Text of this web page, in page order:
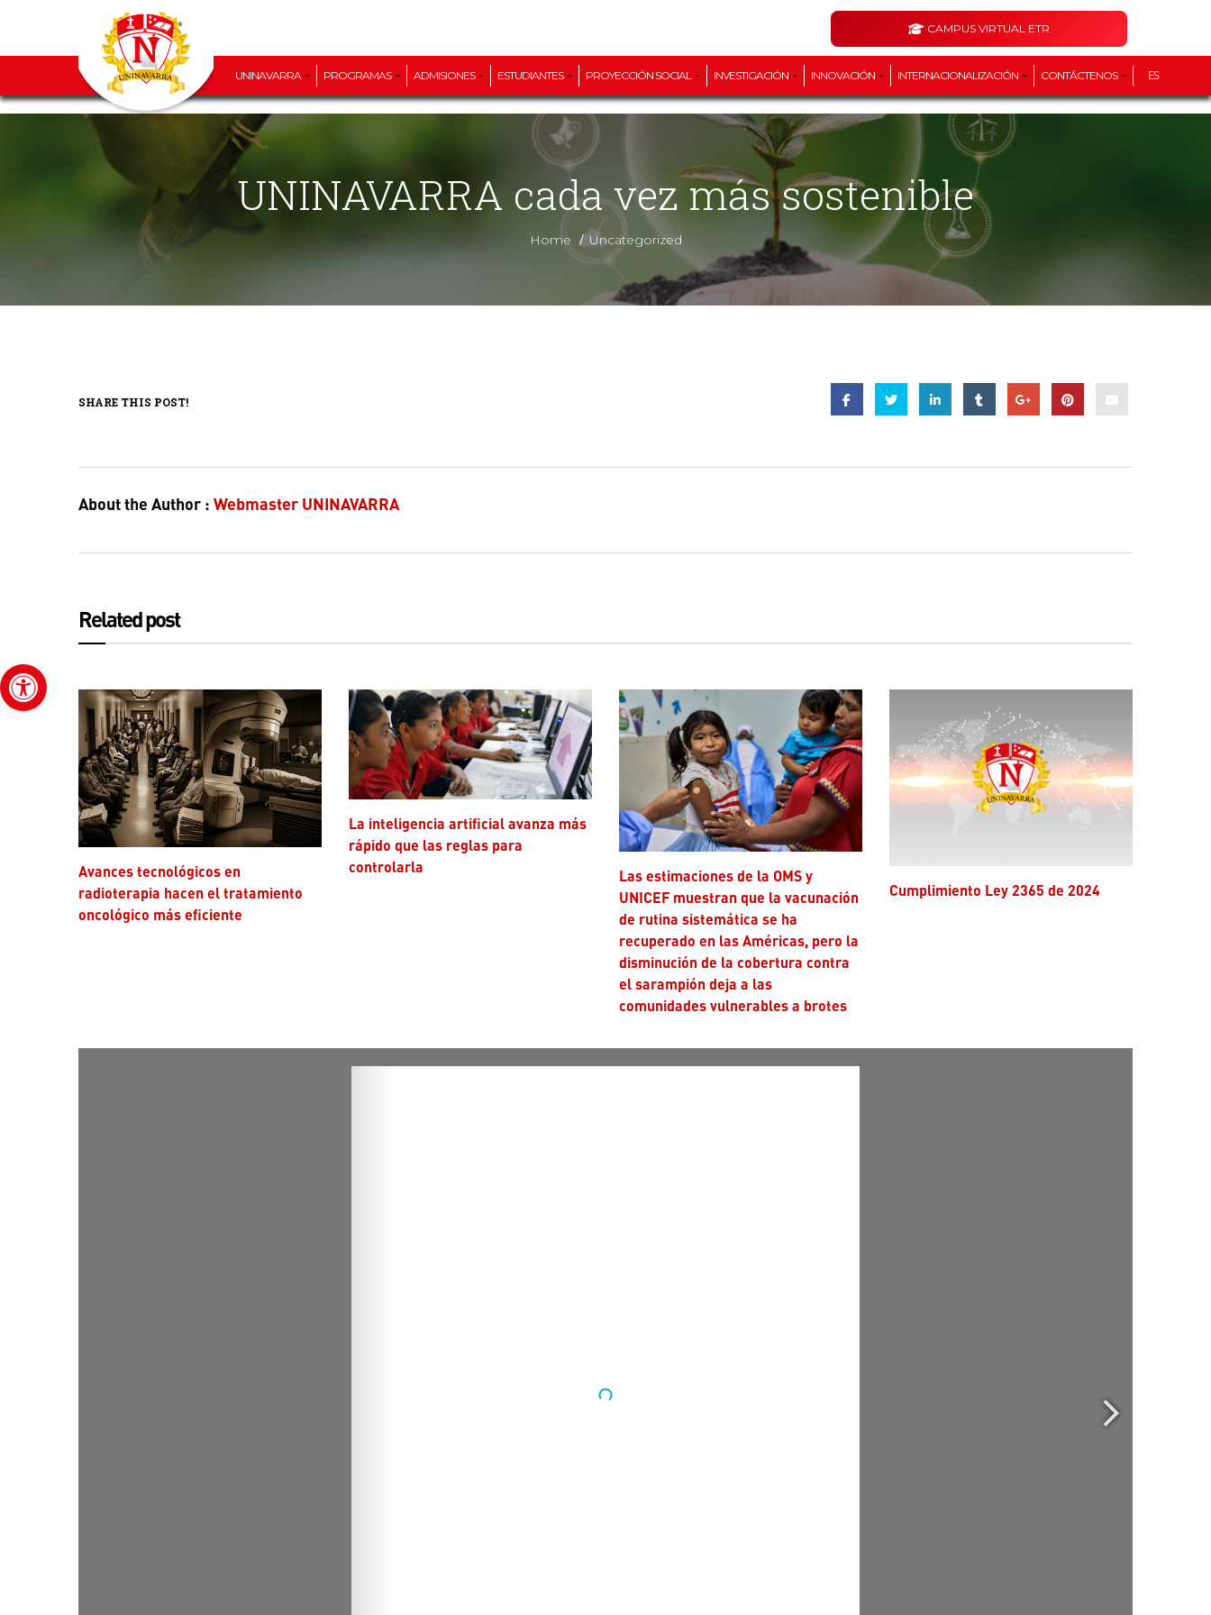
Abrir barra de herramientas
CAMPUS VIRTUAL ETR
UNINAVARRA PROGRAMAS ADMISIONES ESTUDIANTES PROYECCIÓN SOCIAL INVESTIGACIÓN INNOVACIÓN INTERNACIONALIZACIÓN CONTÁCTENOS ES
UNINAVARRA cada vez más sostenible
Home /Uncategorized
SHARE THIS POST!
About the Author : Webmaster UNINAVARRA
Related post
Avances tecnológicos en
radioterapia hacen el tratamiento
oncológico más eficiente
La inteligencia artificial avanza más
rápido que las reglas para
controlarla
Las estimaciones de la OMS y
UNICEF muestran que la vacunación
de rutina sistemática se ha
recuperado en las Américas, pero la
disminución de la cobertura contra
el sarampión deja a las
comunidades vulnerables a brotes
Cumplimiento Ley 2365 de 2024